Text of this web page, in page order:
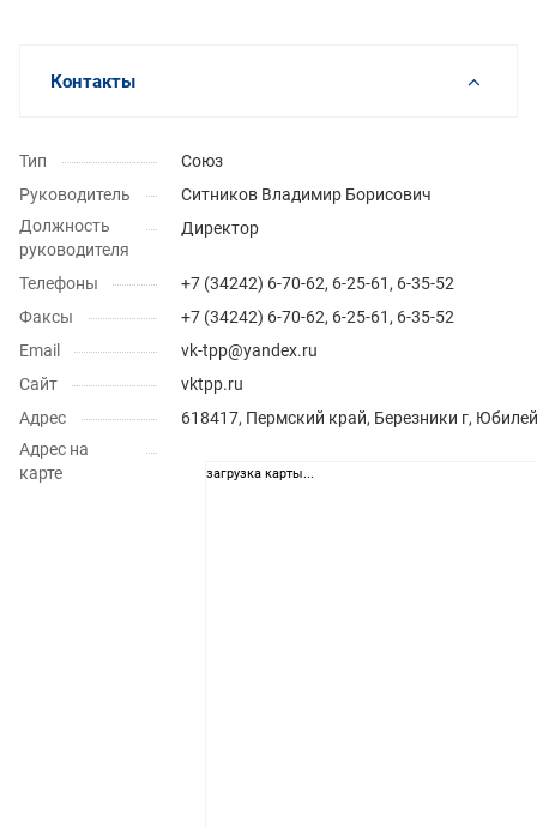
Контакты
Тип
Союз
Руководитель
Ситников Владимир Борисович
Должность
руководителя
Директор
Телефоны
+7 (34242) 6-70-62, 6-25-61, 6-35-52
Факсы
+7 (34242) 6-70-62, 6-25-61, 6-35-52
Email
vk-tpp@yandex.ru
Сайт
vktpp.ru
Адрес
618417, Пермский край, Березники г,
Адрес на
карте
загрузка карты...